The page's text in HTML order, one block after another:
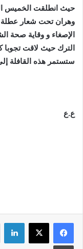
حيث انطلقت الخميس
وهران تحت شعار
الإصغاء و وقاية صحة
الترك حيث لاقت
ستستمر هذه القافلة
ع.ع
طباعة